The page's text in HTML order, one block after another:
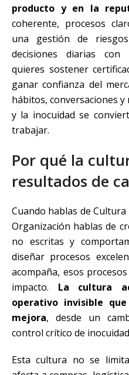
producto y en la
coherente, procesos
una gestión de
decisiones diarias con
quieres sostener
ganar confianza del
hábitos, conversaciones y
y la inocuidad se
trabajar.
Por qué la
resultados de
Cuando hablas de
Organización hablas de
no escritas y
diseñar procesos
acompaña, esos
impacto. La cultura
operativo invisible
mejora, desde un
control crítico de
Esta cultura no se